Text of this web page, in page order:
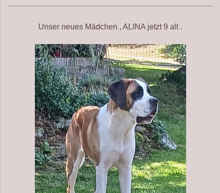
Unser neues Mädchen , ALINA jetzt 9 alt .